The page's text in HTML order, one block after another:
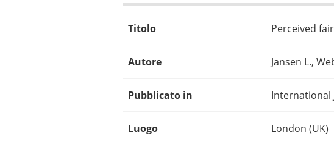
Titolo Perceived
Autore Jansen L.,
Pubblicato in International
Luogo London (UK)